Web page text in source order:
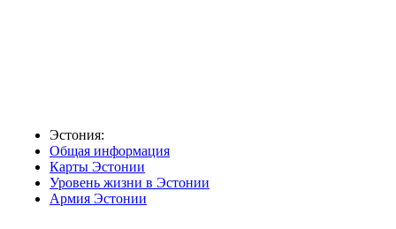
Эстония:
Общая информация
Карты Эстонии
Уровень жизни в Эстонии
Армия Эстонии